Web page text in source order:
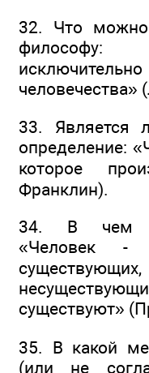
32. Что можно
человечества»
33. Является
определение:
которое
Франклин).
34. В чем
«Человек -
существуют»
35. В какой
(или не